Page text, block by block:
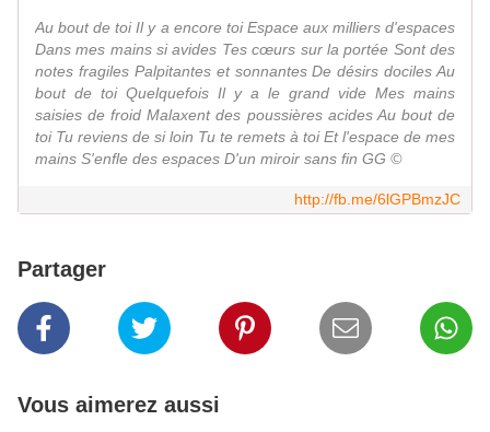
Au bout de toi Il y a encore toi Espace aux milliers d'espaces
Dans mes mains si avides Tes cœurs sur la portée Sont des
notes fragiles Palpitantes et sonnantes De désirs dociles Au
bout de toi Quelquefois Il y a le grand vide Mes mains
saisies de froid Malaxent des poussières acides Au bout de
toi Tu reviens de si loin Tu te remets à toi Et l'espace de mes
mains S'enfle des espaces D'un miroir sans fin GG ©
http://fb.me/6lGPBmzJC
Partager
Vous aimerez aussi